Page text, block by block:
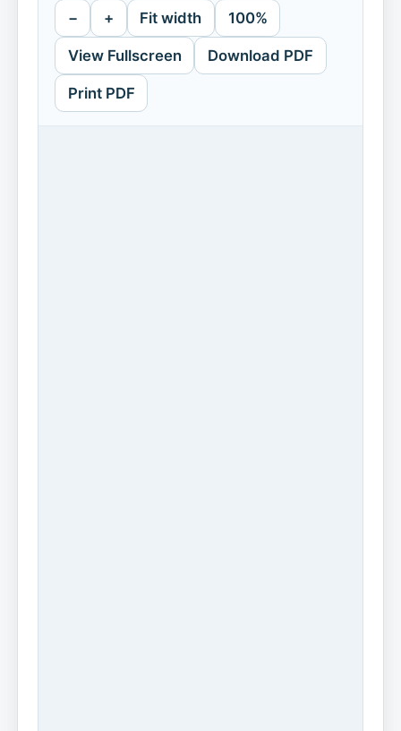
− + Fit width 100%
View Fullscreen Download PDF
Print PDF